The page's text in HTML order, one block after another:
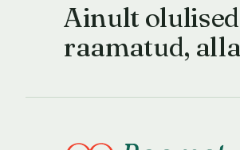
Ainult
raamatud,